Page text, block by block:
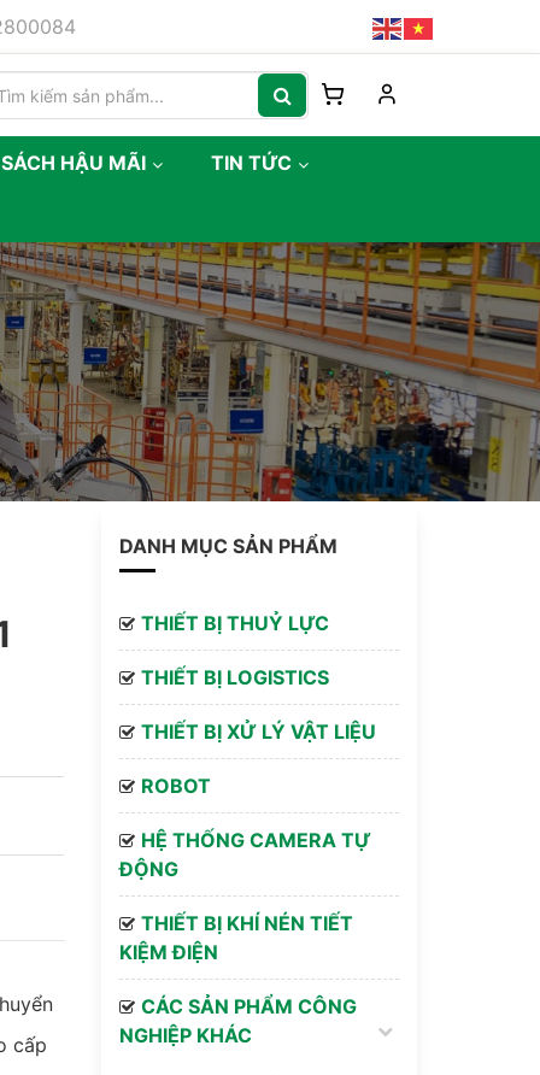
HẬU MÃI TIN TỨC
cấp
DANH MỤC SẢN PHẨM
THIẾT BỊ THUỶ LỰC
THIẾT BỊ LOGISTICS
THIẾT BỊ XỬ LÝ VẬT LIỆU
ROBOT
HỆ THỐNG CAMERA TỰ
ĐỘNG
THIẾT BỊ KHÍ NÉN TIẾT
KIỆM ĐIỆN
CÁC SẢN PHẨM CÔNG
NGHIỆP KHÁC